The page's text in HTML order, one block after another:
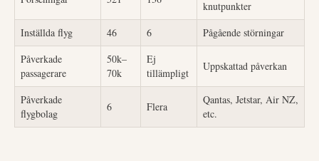
knutpunkter
Inställda flyg
46 6
Pågående störningar
Påverkade
passagerare
50k–
70k
Ej
tillämpligt
Uppskattad påverkan
Påverkade
flygbolag
6 Flera
Qantas, Jetstar, Air NZ,
etc.